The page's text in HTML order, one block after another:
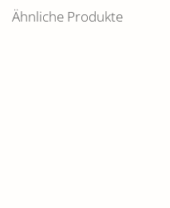
Ähnliche Produkte